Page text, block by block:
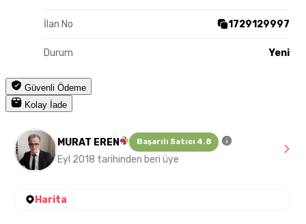
İlan No 1729129997
Durum Yeni
Güvenli Ödeme
Kolay İade
MURAT EREN Başarılı Satıcı 4.8
Eyl 2018 tarihinden beri üye
Harita